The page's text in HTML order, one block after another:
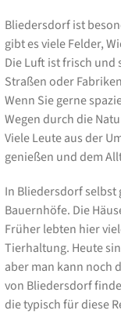
Bliedersdorf ist
gibt es viele Felder,
Die Luft ist frisch und
Straßen oder
Wenn Sie gerne
Wegen durch die
Viele Leute aus der
genießen und dem
In Bliedersdorf selbst
Bauernhöfe. Die
Früher lebten hier
Tierhaltung. Heute
aber man kann noch
von Bliedersdorf
die typisch für diese